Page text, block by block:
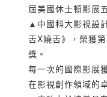
▲中國科大影視設
舌X嬈舌》，榮獲
獎。
每一次的國際影展
在影視創作領域的